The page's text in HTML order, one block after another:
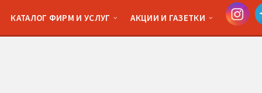
КАТАЛОГ ФИРМ И УСЛУГ АКЦИИ И ГАЗЕТКИ